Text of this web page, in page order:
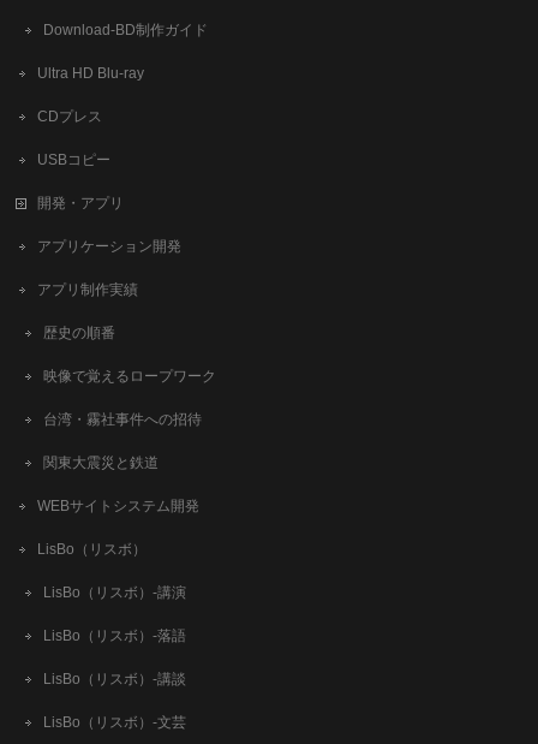
​Download-BD制作ガイド
Ultra HD Blu-ray
CDプレス
USBコピー
開発・アプリ
アプリケーション開発
アプリ制作実績
歴史の順番
映像で覚えるロープワーク
台湾・霧社事件への招待
関東大震災と鉄道
WEBサイトシステム開発
LisBo（リスボ）
LisBo（リスボ）-講演
LisBo（リスボ）-落語
LisBo（リスボ）-講談
LisBo（リスボ）-文芸